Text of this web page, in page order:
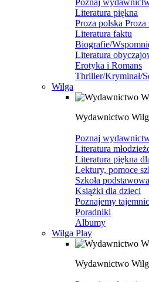
Poznaj
Literatura piękna
Proza polska Proza
Literatura faktu
Biografie/
Literatura
Erotyka i Romans
Thriller/Kryminał/
Wilga
Wydawnictwo
Poznaj
Literatura
Literatura piękna
Lektury, pomoce
Szkoła podstawowa
Książki dla dzieci
Poznajemy
Poradniki
Albumy
Wilga Play
Wydawnictwo